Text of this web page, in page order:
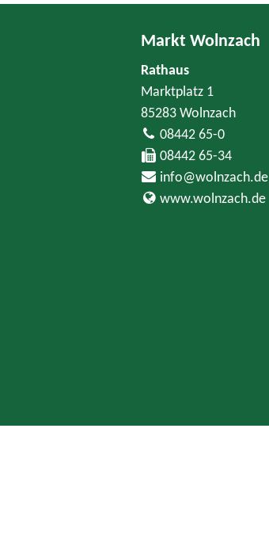
Markt Wolnzach
Rathaus
Marktplatz 1
85283 Wolnzach
08442 65-0
08442 65-34
info@wolnzach.de
www.wolnzach.de